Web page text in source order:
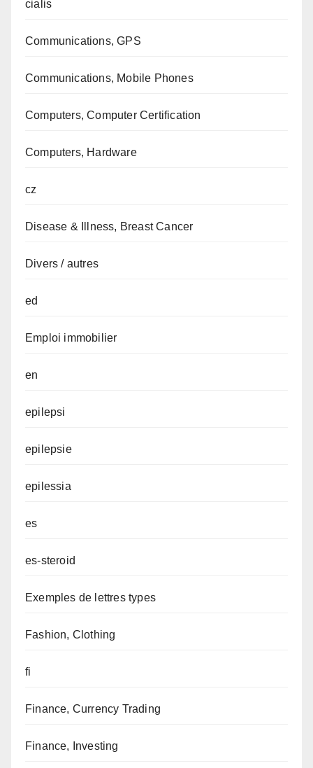
cialis
Communications, GPS
Communications, Mobile Phones
Computers, Computer Certification
Computers, Hardware
cz
Disease & Illness, Breast Cancer
Divers / autres
ed
Emploi immobilier
en
epilepsi
epilepsie
epilessia
es
es-steroid
Exemples de lettres types
Fashion, Clothing
fi
Finance, Currency Trading
Finance, Investing